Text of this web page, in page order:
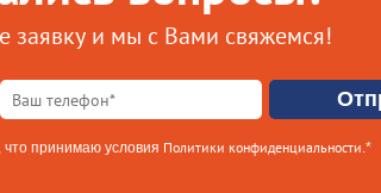
заявку и мы с Вами свяжемся!
принимаю условия Политики конфиденциальности.*